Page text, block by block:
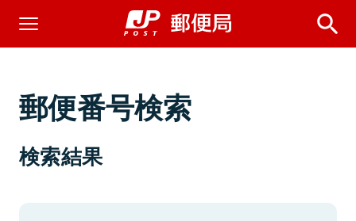
郵便番号検索
検索結果